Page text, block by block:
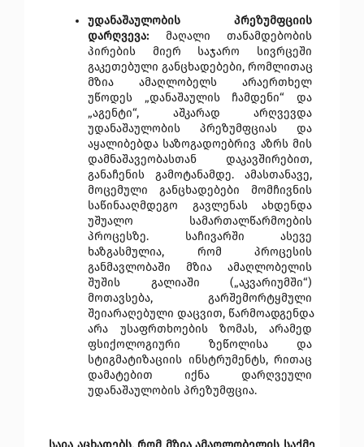
უდანაშაულობის პრეზუმფციის
დარღვევა: მაღალი თანამდებობის
პირების მიერ საჯარო სივრცეში
გაკეთებული განცხადებები, რომლითაც
მზია ამაღლობელს არაერთხელ
უწოდეს „დანაშაულის ჩამდენი“ და
„აგენტი“, აშკარად არღვევდა
უდანაშაულობის პრეზუმფციას და
აყალიბებდა საზოგადოებრივ აზრს მის
დამნაშავეობასთან დაკავშირებით,
განაჩენის გამოტანამდე. ამასთანავე,
მოცემული განცხადებები მომჩივნის
საწინააღმდეგო გავლენას ახდენდა
უშუალო სამართალწარმოების
პროცესზე. საჩივარში ასევე
ხაზგასმულია, რომ პროცესის
განმავლობაში მზია ამაღლობელის
შუშის გალიაში („აკვარიუმში“)
მოთავსება, გარშემორტყმული
შეიარაღებული დაცვით, წარმოადგენდა
არა უსაფრთხოების ზომას, არამედ
ფსიქოლოგიური ზეწოლისა და
სტიგმატიზაციის ინსტრუმენტს, რითაც
დამატებით იქნა დარღვეული
უდანაშაულობის პრეზუმფცია.